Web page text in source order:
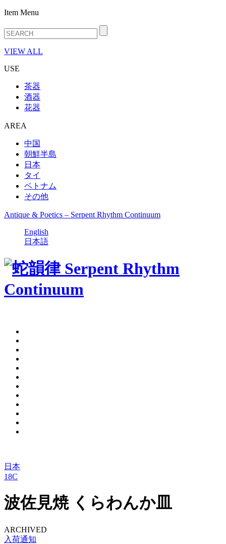
Item Menu
VIEW ALL
USE
茶器
酒器
花器
AREA
中国
朝鮮半島
日本
タイ
ベトナム
その他
Antique & Poetics – Serpent Rhythm Continuum
English
日本語
日本
18C
波佐見焼 くらわんか皿
ARCHIVED
入荷通知